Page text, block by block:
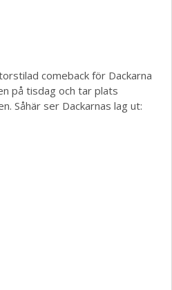
comeback för Dackarna
på tisdag och tar plats
Såhär ser Dackarnas lag ut: